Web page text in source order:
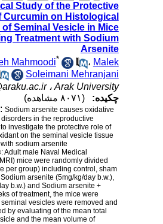
Study of the Protective
Curcumin on Histological
of Seminal Vesicle in Mice
Treatment with Sodium
Arsenite
Mahmoodi* ،Malek
Soleimani Mehranjani
Arak University ،
چکیده:
:Sodium arsenite causes oxidative
disorders in the reproductive
to investigate the protective role of
on the seminal vesicle tissue
with sodium arsenite.
: Adult male Naval Medical
mice were randomly divided
per group) including control, sham
Sodium arsenite (5mg/kg/day b.w.),
b.w.) and Sodium arsenite +
of treatment, the mice were
seminal vesicles were removed and
by evaluating of the mean total
and the mean volume of